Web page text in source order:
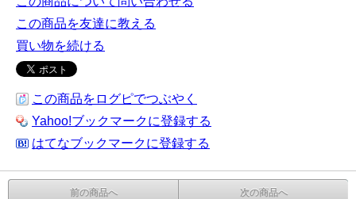
この商品を友達に教える
買い物を続ける
この商品をログピでつぶやく
Yahoo!ブックマークに登録する
はてなブックマークに登録する
前の商品へ 次の商品へ